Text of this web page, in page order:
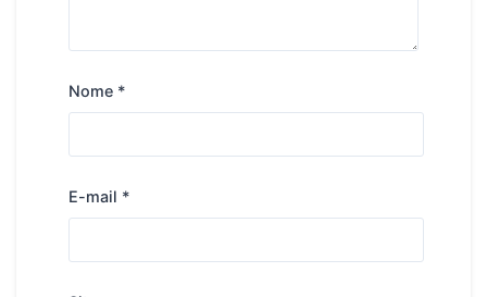
Nome *
E-mail *